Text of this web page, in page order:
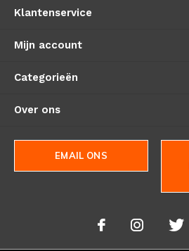
Klantenservice
Mijn account
Categorieën
Over ons
EMAIL ONS